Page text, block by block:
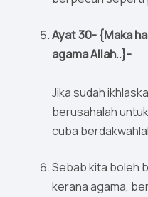
Ayat 30- {Maka
agama Allah..}-
Jika sudah
berusahalah
cuba
Sebab kita boleh
kerana agama,